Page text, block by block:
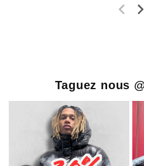
Taguez nous